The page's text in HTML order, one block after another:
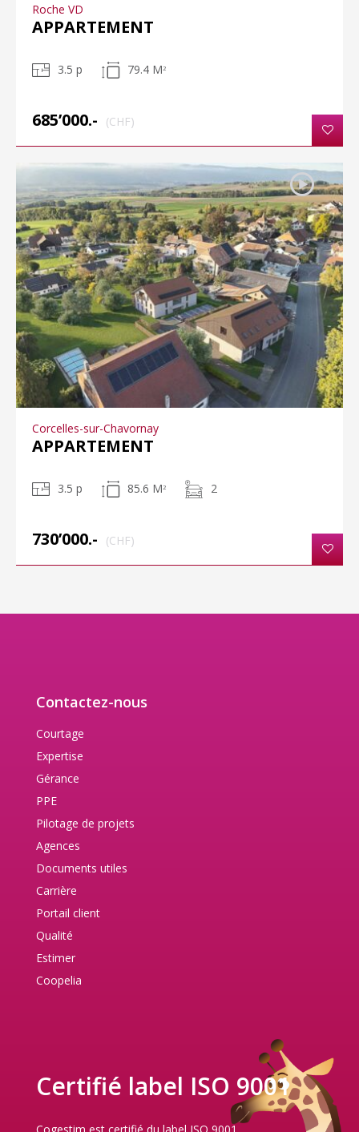
Roche VD
APPARTEMENT
3.5 p 79.4 M2
685’000.- (CHF)
Corcelles-sur-Chavornay
APPARTEMENT
3.5 p 85.6 M2 2
730’000.- (CHF)
Contactez-nous
Courtage
Expertise
Gérance
PPE
Pilotage de projets
Agences
Documents utiles
Carrière
Portail client
Qualité
Estimer
Coopelia
Certifié label ISO 9001